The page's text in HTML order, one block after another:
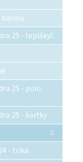
bavlna
25 - tepláky
25 - polo
25 - šortky
- trika